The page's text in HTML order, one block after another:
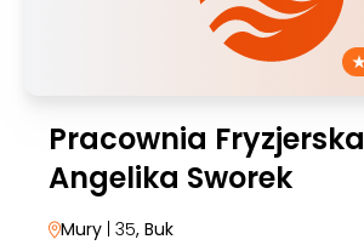
Pracownia Fryzjerska
Angelika Sworek
Mury | 35, Buk